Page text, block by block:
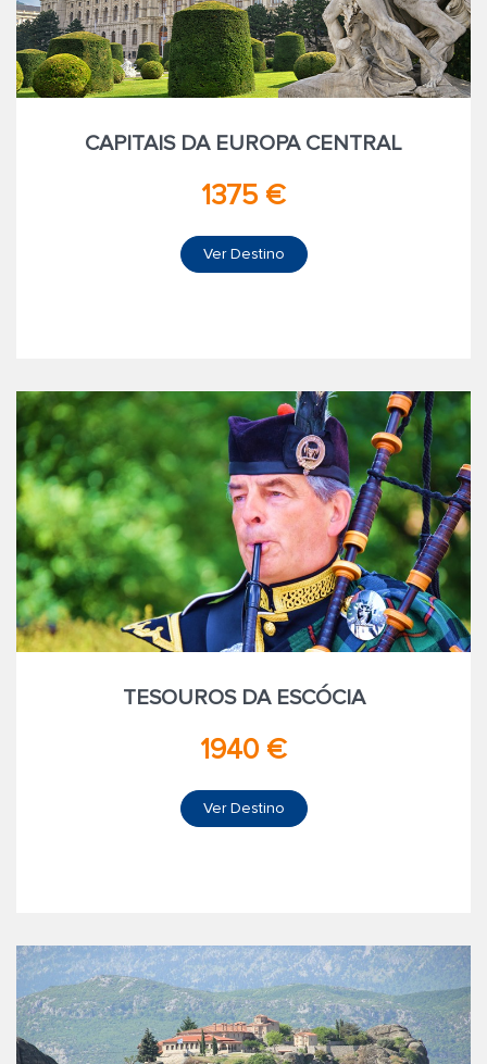
CAPITAIS DA EUROPA CENTRAL
1375 €
Ver Destino
TESOUROS DA ESCÓCIA
1940 €
Ver Destino